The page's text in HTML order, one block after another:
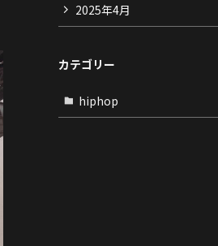
2025年4月
カテゴリー
hiphop